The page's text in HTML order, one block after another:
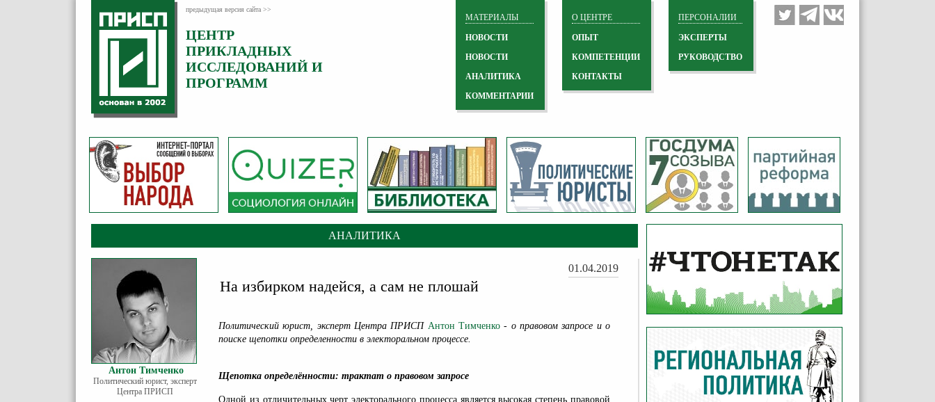
предыдущая версия сайта >>
ЦЕНТР
ПРИКЛАДНЫХ
ИССЛЕДОВАНИЙ И
ПРОГРАММ
ПЕРСОНАЛИИ
ЭКСПЕРТЫ
РУКОВОДСТВО
О ЦЕНТРЕ
ОПЫТ
КОМПЕТЕНЦИИ
КОНТАКТЫ
МАТЕРИАЛЫ
НОВОСТИ
НОВОСТИ
АНАЛИТИКА
КОММЕНТАРИИ
АНАЛИТИКА
Антон Тимченко
Политический юрист, эксперт
Центра ПРИСП
01.04.2019
На избирком надейся, а сам не плошай
Политический юрист, эксперт Центра ПРИСП Антон Тимченко - о правовом запросе и о
поиске щепотки определенности в электоральном процессе.
Щепотка определённости: трактат о правовом запросе
Одной из отличительных черт электорального процесса является высокая степень правовой